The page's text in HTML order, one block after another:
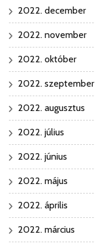
2022. december
2022. november
2022. október
2022. szeptember
2022. augusztus
2022. július
2022. június
2022. május
2022. április
2022. március